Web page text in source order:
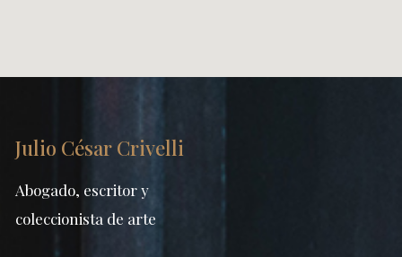
Julio César Crivelli
Abogado, escritor y
coleccionista de arte